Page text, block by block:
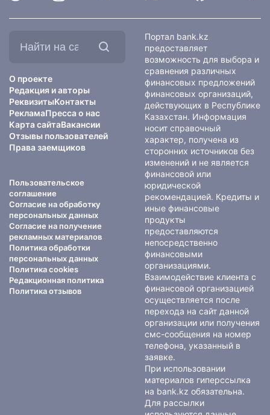
О проекте
Редакция и авторы
РеквизитыКонтакты
РекламаПресса о нас
Карта сайтаВакансии
Отзывы пользователей
Права заемщиков
Пользовательское
соглашение
Согласие на обработку
персональных данных
Согласие на получение
рекламных материалов
Политика обработки
персональных данных
Политика cookies
Редакционная политика
Политика отзывов
Портал bank.kz
предоставляет
возможность для выбора и
сравнения различных
финансовых предложений
финансовых организаций,
действующих в Республике
Казахстан. Информация
носит справочный
характер, получена из
сторонних источников без
изменений и не является
финансовой или
юридической
рекомендацией. Кредиты и
иные финансовые
продукты
предоставляются
непосредственно
финансовыми
организациями.
Взаимодействие клиента с
финансовой организацией
осуществляется после
перехода на сайт данной
организации или получения
смс-сообщения на номер
телефона, указанный в
заявке.
При использовании
материалов гиперссылка
на bank.kz обязательна.
Для рассылки